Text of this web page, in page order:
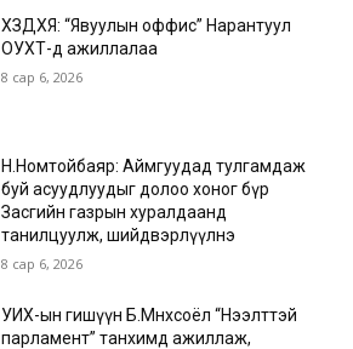
ХЗДХЯ: “Явуулын оффис” Нарантуул
ОУХТ-д ажиллалаа
8 сар 6, 2026
Н.Номтойбаяр: Аймгуудад тулгамдаж
буй асуудлуудыг долоо хоног бүр
Засгийн газрын хуралдаанд
танилцуулж, шийдвэрлүүлнэ
8 сар 6, 2026
УИХ-ын гишүүн Б.Мөнхсоёл “Нээлттэй
парламент” танхимд ажиллаж,